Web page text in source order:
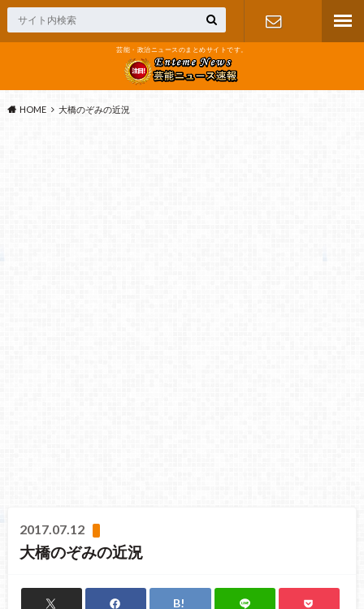
芸能・政治ニュースのまとめサイトです。
HOME 大橋のぞみの近況
2017.07.12
大橋のぞみの近況